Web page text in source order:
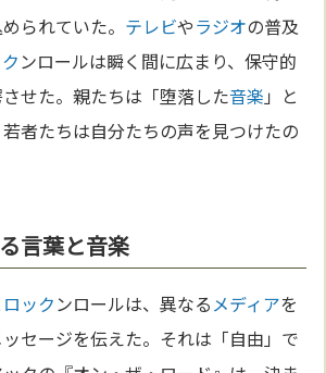
られていた。 テレビやラジオの普及
ンロールは瞬く間に広まり、保守的
せた。親たちは「堕落した音楽 」と
者たちは自分たちの声を見つけたの
言葉と音楽
ロック ンロールは、異なる メディアを
セージを伝えた。それは「自由」で